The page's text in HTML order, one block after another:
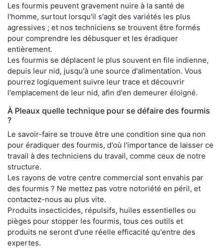
Les fourmis peuvent gravement nuire à la santé de
l'homme, surtout lorsqu'il s'agit des variétés les plus
agressives ; et nos techniciens se trouvent être formés
pour comprendre les débusquer et les éradiquer
entièrement.
Les fourmis se déplacent le plus souvent en file indienne,
depuis leur nid, jusqu'à une source d'alimentation. Vous
pourrez logiquement suivre leur trace et découvrir
l'emplacement de leur nid, afin d'en demeurer éloigné.
À Pleaux quelle technique pour se défaire des fourmis
?
Le savoir-faire se trouve être une condition sine qua non
pour éradiquer des fourmis, d'où l'importance de laisser ce
travail à des techniciens du travail, comme ceux de notre
structure.
Les rayons de votre centre commercial sont envahis par
des fourmis ? Ne mettez pas votre notoriété en péril, et
contactez-nous au plus vite.
Produits insecticides, répulsifs, huiles essentielles ou
pièges pour stopper les fourmis, tous ces outils et
produits ne seront d'une réelle efficacité qu'entre des
expertes.